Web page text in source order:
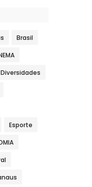
Brasil
Diversidades
Esporte